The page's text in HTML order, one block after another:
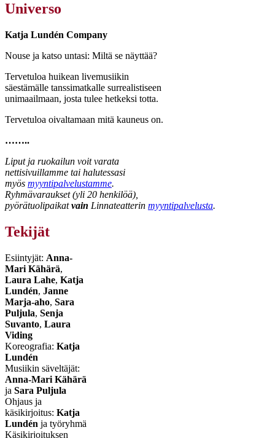
Universo
Katja Lundén Company
Nouse ja katso untasi: Miltä se näyttää?
Tervetuloa huikean livemusiikin
säestämälle tanssimatkalle surrealistiseen
unimaailmaan, josta tulee hetkeksi totta.
Tervetuloa oivaltamaan mitä kauneus on.
……..
Liput ja ruokailun voit varata
nettisivuillamme tai halutessasi
myös myyntipalvelustamme.
Ryhmävaraukset (yli 20 henkilöä),
pyörätuolipaikatvain Linnateatterin myyntipalvelusta.
Tekijät
Esiintyjät: Anna-
Mari Kähärä,
Laura Lahe, Katja
Lundén, Janne
Marja-aho, Sara
Puljula, Senja
Suvanto, Laura
Viding
Koreografia: Katja
Lundén
Musiikin säveltäjät:
Anna-Mari Kähärä
ja Sara Puljula
Ohjaus ja
käsikirjoitus: Katja
Lundén ja työryhmä
Käsikirjoituksen